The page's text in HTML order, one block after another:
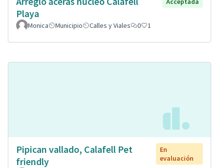
Playa
Monica Municipio Calles y Viales 0 1
Pipican vallado, Calafell Pet
friendly
En
evaluación